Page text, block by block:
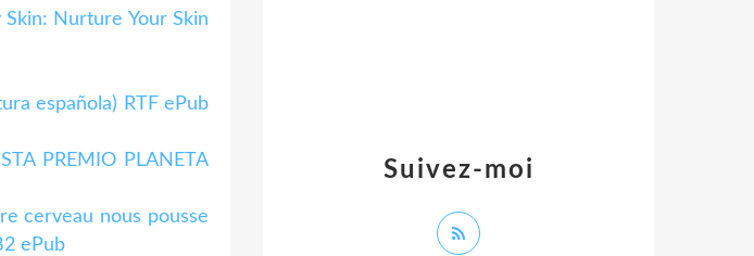
Nurture Your Skin
española) RTF ePub
PREMIO PLANETA
cerveau nous pousse
ePub
Suivez-moi